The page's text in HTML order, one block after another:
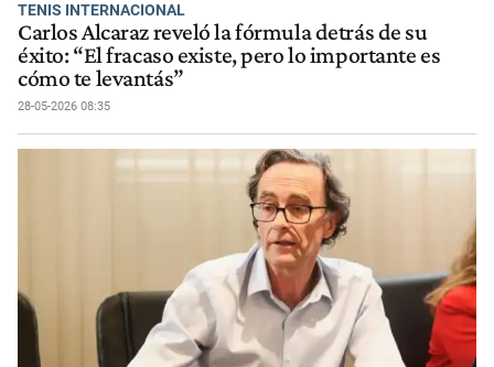
TENIS INTERNACIONAL
Carlos Alcaraz reveló la fórmula detrás de su
éxito: “El fracaso existe, pero lo importante es
cómo te levantás”
28-05-2026 08:35